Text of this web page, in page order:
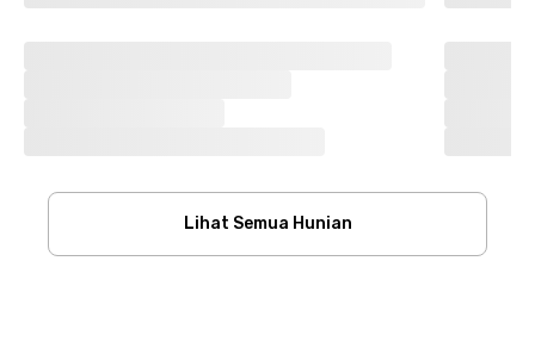
Lihat Semua Hunian